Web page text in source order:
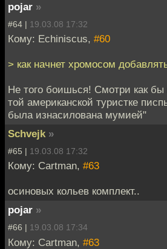
pojar »
#64 | 19.03.08 17:32
Кому: Echiniscus, #60
> как начнет хромосом
Не того боишься! Смотри как бы
той американской туристке
была изнасилована мумией"
Schvejk »
#65 | 19.03.08 17:32
Кому: Cartman, #63
осиновых кольев комплект..
pojar »
#66 | 19.03.08 17:34
Кому: Cartman, #63